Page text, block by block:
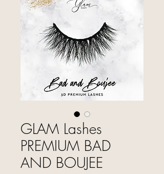
GLAM Lashes
PREMIUM BAD
AND BOUJEE